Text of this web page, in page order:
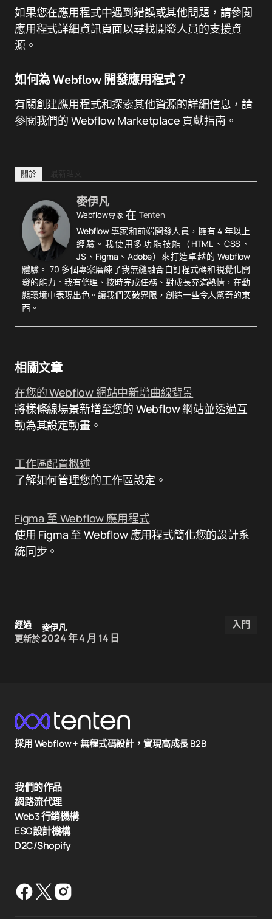
如果您在應用程式中遇到錯誤或其他問題，請參閱
應用程式詳細資訊頁面以尋找開發人員的支援資
源。
如何為 Webflow 開發應用程式？
有關創建應用程式和探索其他資源的詳細信息，請
參閱我們的 Webflow Marketplace 貢獻指南。
關於
麥伊凡
Webflow專家在 Tenten
Webflow 專家和前端開發人員，擁有 4 年以上
經驗。我使用多功能技能（HTML、CSS、
JS、Figma、Adobe）來打造卓越的 Webflow
體驗。 70 多個專案磨練了我無縫融合自訂程式碼和視覺化開
發的能力。我有條理、按時完成任務、對成長充滿熱情，在動
態環境中表現出色。讓我們突破界限，創造一些令人驚奇的東
西。
相關文章
在您的 Webflow 網站中新增曲線背景
將樣條線場景新增至您的 Webflow 網站並透過互
動為其設定動畫。
工作區配置概述
了解如何管理您的工作區設定。
Figma 至 Webflow 應用程式
使用 Figma 至 Webflow 應用程式簡化您的設計系
統同步。
經過
麥伊凡
更新於2024 年 4 月 14 日
入門
採用 Webflow + 無程式碼設計，實現高成長 B2B
我們的作品
網路流代理
Web3 行銷機構
ESG設計機構
D2C/Shopify